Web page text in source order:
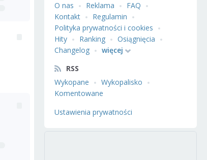
O nas
Reklama
FAQ
Kontakt
Regulamin
Polityka prywatności i cookies
Hity
Ranking
Osiągnięcia
Changelog
więcej
RSS
Wykopane
Wykopalisko
Komentowane
Ustawienia prywatności